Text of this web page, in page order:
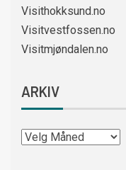
Visithokksund.no
Visitvestfossen.no
Visitmjøndalen.no
ARKIV